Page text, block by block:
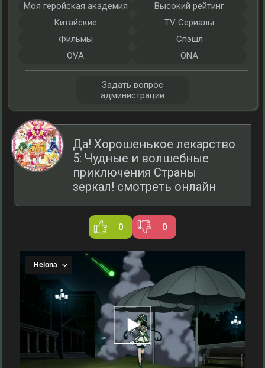
Да! Хорошенькое лекарство
5: Чудные и волшебные
приключения Страны
зеркал! смотреть онлайн
0 0
Моя геройская академия
Высокий рейтинг
Китайские
TV Сериалы
Фильмы
Спэшл
OVA
ONA
Задать вопрос
администрации